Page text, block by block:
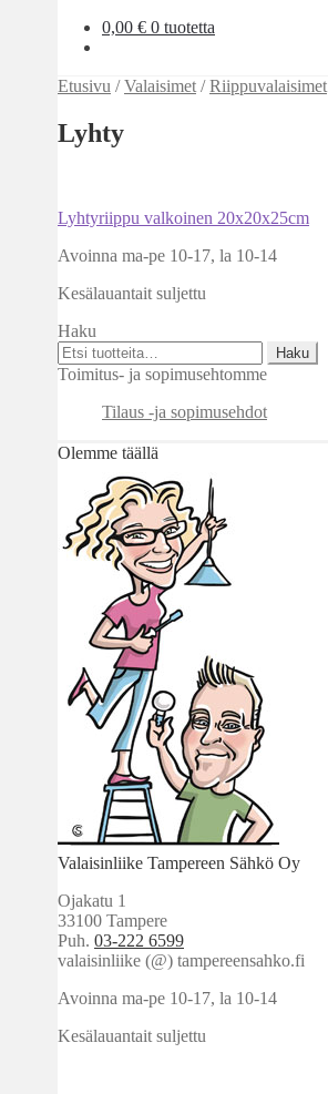
0,00 € 0 tuotetta
Etusivu /Valaisimet /Riippuvalaisimet
Lyhty
Artikkelien
selaus
Edellinen
Lyhtyriippu valkoinen 20x20x25cm
Avoinna ma-pe 10-17, la 10-14
Kesälauantait suljettu
Haku
Etsi:
Haku
Toimitus- ja sopimusehtomme
Tilaus -ja sopimusehdot
Olemme täällä
Valaisinliike Tampereen Sähkö Oy
Ojakatu 1
33100 Tampere
Puh. 03-222 6599
valaisinliike (@) tampereensahko.fi
Avoinna ma-pe 10-17, la 10-14
Kesälauantait suljettu